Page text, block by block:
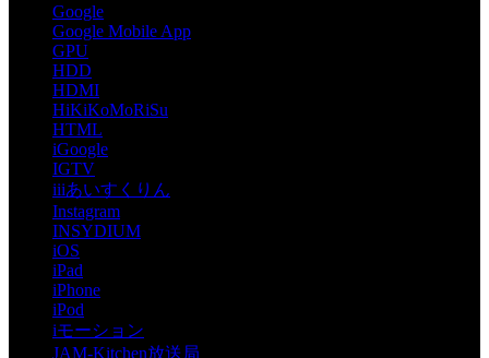
Google
Google Mobile App
GPU
HDD
HDMI
HiKiKoMoRiSu
HTML
iGoogle
IGTV
iiiあいすくりん
Instagram
INSYDIUM
iOS
iPad
iPhone
iPod
iモーション
JAM-Kitchen放送局